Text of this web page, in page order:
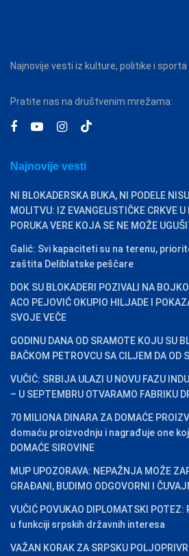
Najnovije vesti iz kulture, politike i sporta
Pratite nas na društvenim mrežama:
Najnovije vesti
NI BLOKADERSKA BUKA, NI PODELE
MOLITVU: IZ EVANGELISTIČKE CRKVE
PORUKA VERE KOJA SE NE MOŽE
Galić: Svi kapaciteti su na terenu,
zaštita Deliblatske peščare
DOK SU BLOKADERI POZIVALI NA
ACO PEJOVIĆ OKUPIO HILJADE I
SVOJE VEČE
GODINU DANA OD SRAMOTE KOJU SU
BAČKOM PETROVCU SA CILJEM DA OD
VUČIĆ: SRBIJA ULAZI U NOVU FAZU
– U SEPTEMBRU OTVARAMO FABRIKU
70 MILIONA DINARA ZA DOMAĆE
domaću proizvodnju i nagrađuje one
DOMAĆE SIROVINE
MUP UPOZORAVA: NEPAŽNJA MOŽE
GRAĐANI, BUDIMO ODGOVORNI I
VUČIĆ POVUKAO DIPLOMATSKI
u funkciji srpskih državnih interesa
VAŽAN KORAK ZA SRPSKU